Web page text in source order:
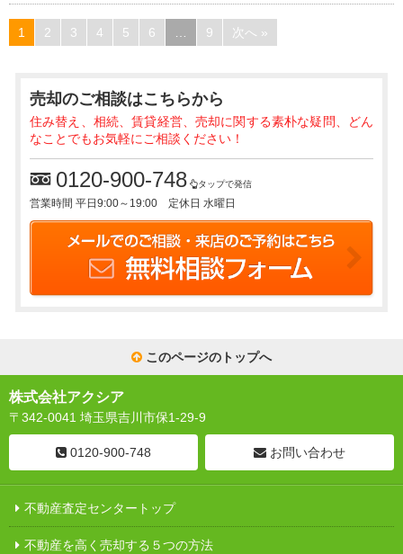
1 2 3 4 5 6 9 次へ »
売却のご相談はこちらから
住み替え、相続、賃貸経営、売却に関する素朴な疑問、どん
なことでもお気軽にご相談ください！
0120-900-748 タップで発信
営業時間 平日9:00～19:00 定休日 水曜日
このページのトップへ
株式会社アクシア
〒342-0041 埼玉県吉川市保1-29-9
0120-900-748 お問い合わせ
不動産査定センタートップ
不動産を高く売却する５つの方法